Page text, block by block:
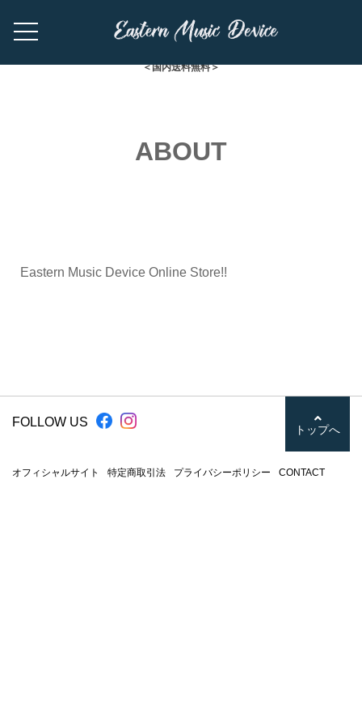
＜国内送料無料＞
ABOUT
Eastern Music Device Online Store!!
FOLLOW US
トップへ
オフィシャルサイト 特定商取引法 プライバシーポリシー CONTACT